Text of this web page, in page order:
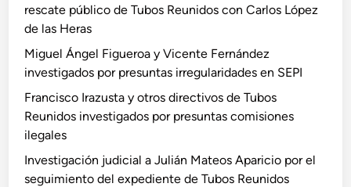
rescate público de Tubos Reunidos con Carlos López
de las Heras
Miguel Ángel Figueroa y Vicente Fernández
investigados por presuntas irregularidades en SEPI
Francisco Irazusta y otros directivos de Tubos
Reunidos investigados por presuntas comisiones
ilegales
Investigación judicial a Julián Mateos Aparicio por el
seguimiento del expediente de Tubos Reunidos